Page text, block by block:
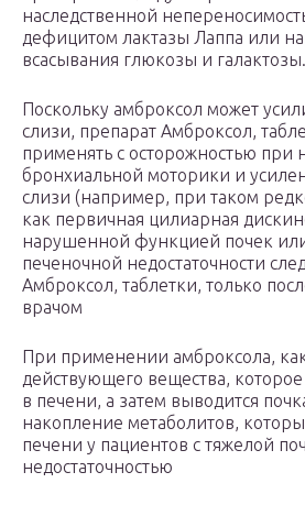
наследственной
дефицитом лактазы Лаппа или
всасывания глюкозы и галактозы.
Поскольку амброксол может
слизи, препарат Амброксол,
применять с осторожностью при
бронхиальной моторики и
слизи (например, при таком
как первичная цилиарная
нарушенной функцией почек
печеночной недостаточности
Амброксол, таблетки, только
врачом
При применении амброксола,
действующего вещества,
в печени, а затем выводится
накопление метаболитов,
печени у пациентов с тяжелой
недостаточностью